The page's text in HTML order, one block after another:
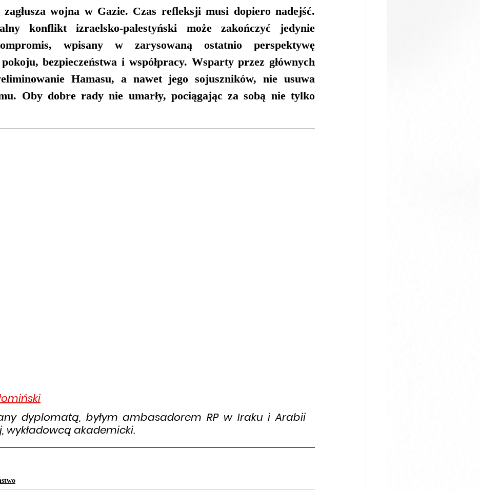
wojna w Gazie. Czas refleksji musi dopiero nadejść.
konflikt izraelsko-palestyński może zakończyć jedynie
wpisany w zarysowaną ostatnio perspektywę
bezpieczeństwa i współpracy. Wsparty przez głównych
Hamasu, a nawet jego sojuszników, nie usuwa
Oby dobre rady nie umarły, pociągając za sobą nie tylko
dyplomatą, byłym ambasadorem RP w Iraku i Arabii
wykładowcą akademicki.